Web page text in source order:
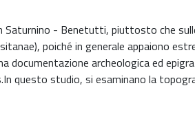
Saturnino - Benetutti, piuttosto che
poiché in generale appaiono
documentazione archeologica ed
questo studio, si esaminano la